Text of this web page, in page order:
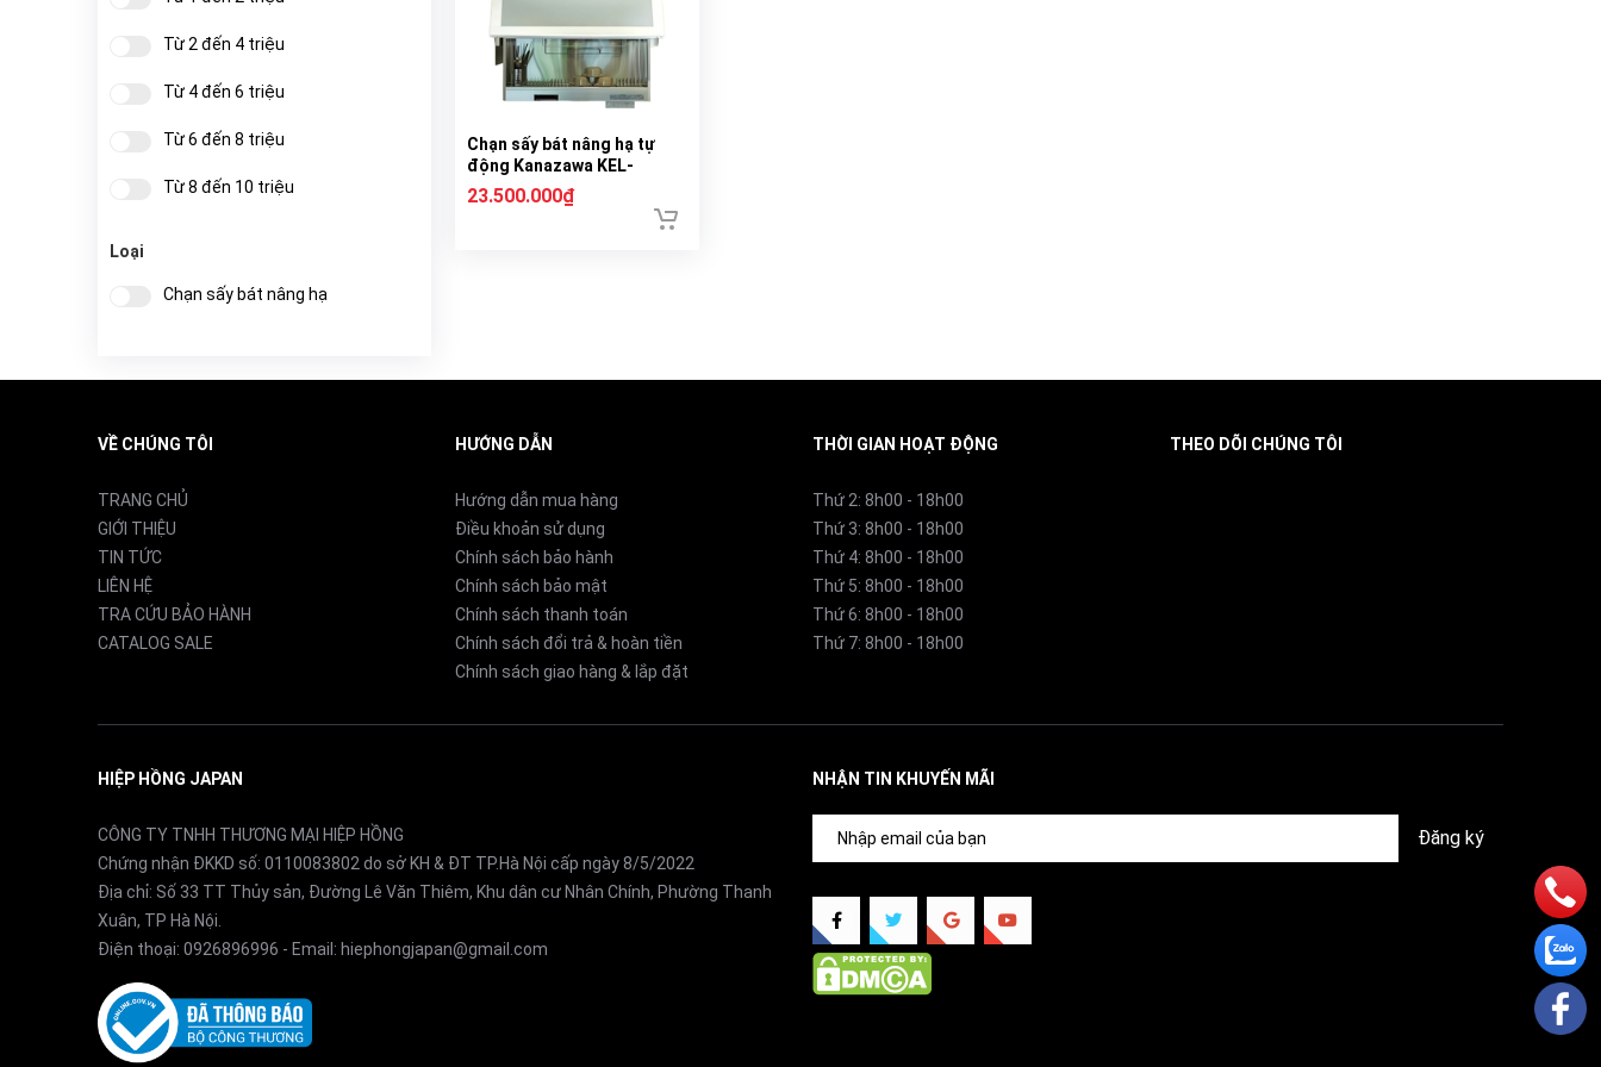
Từ 2 đến 4 triệu
Từ 4 đến 6 triệu
Từ 6 đến 8 triệu
Từ 8 đến 10 triệu
Từ 20 đến 40 triệu
Trên 50 triệu
Loại
Chạn sấy bát nâng hạ
Chạn sấy bát nâng hạ tự
động Kanazawa KEL-
E090D35
23.500.000₫
VỀ CHÚNG TÔI
TRANG CHỦ
GIỚI THIỆU
TIN TỨC
LIÊN HỆ
TRA CỨU BẢO HÀNH
CATALOG SALE
HƯỚNG DẪN
Hướng dẫn mua hàng
Điều khoản sử dụng
Chính sách bảo hành
Chính sách bảo mật
Chính sách thanh toán
Chính sách đổi trả & hoàn tiền
Chính sách giao hàng & lắp đặt
THỜI GIAN HOẠT ĐỘNG
Thứ 2: 8h00 - 18h00
Thứ 3: 8h00 - 18h00
Thứ 4: 8h00 - 18h00
Thứ 5: 8h00 - 18h00
Thứ 6: 8h00 - 18h00
Thứ 7: 8h00 - 18h00
THEO DÕI CHÚNG TÔI
HIỆP HỒNG JAPAN
CÔNG TY TNHH THƯƠNG MẠI HIỆP HỒNG
Chứng nhận ĐKKD số: 0110083802 do sở KH & ĐT TP.Hà Nội cấp ngày 8/5/2022
Địa chỉ: Số 33 TT Thủy sản, Đường Lê Văn Thiêm, Khu dân cư Nhân Chính, Phường Thanh
Xuân, TP Hà Nội.
Điện thoại: 0926896996 - Email: hiephongjapan@gmail.com
NHẬN TIN KHUYẾN MÃI
Đăng ký